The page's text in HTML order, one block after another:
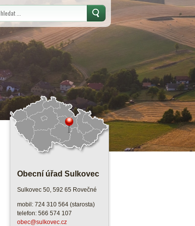
Vyhledávání
Obecní úřad Sulkovec
Sulkovec 50, 592 65 Rovečné
mobil: 724 310 564 (starosta)
telefon: 566 574 107
obec@sulkovec.cz